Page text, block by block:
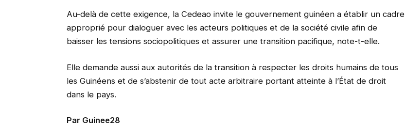
Au-delà de cette exigence, la Cedeao invite le gouvernement guinéen a établir un cadre
approprié pour dialoguer avec les acteurs politiques et de la société civile afin de
baisser les tensions sociopolitiques et assurer une transition pacifique, note-t-elle.
Elle demande aussi aux autorités de la transition à respecter les droits humains de tous
les Guinéens et de s’abstenir de tout acte arbitraire portant atteinte à l’État de droit
dans le pays.
Par Guinee28